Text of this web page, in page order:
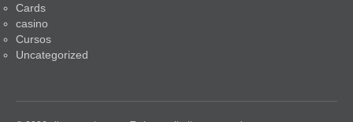
Cards
casino
Cursos
Uncategorized